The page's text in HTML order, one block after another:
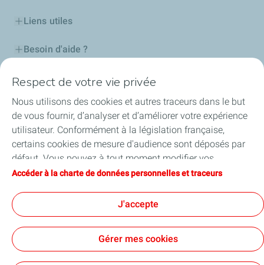
Liens utiles
Besoin d'aide ?
Nos cartes
Certificats d'économies d'énergie
Nos partenaires
Collaborer avec TotalEnergies
Accessibilité
Conditions Générales d’Utilisation
Conditions Générales de VenteDonnées personnelles
Respect de votre vie privée
Nous utilisons des cookies et autres traceurs dans le but
de vous fournir, d’analyser et d’améliorer votre expérience
utilisateur. Conformément à la législation française,
certains cookies de mesure d'audience sont déposés par
défaut. Vous pouvez à tout moment modifier vos
paramètres de cookies en cliquant sur le bouton « Gérer
vous acceptez le dépôt de l’ensemble des cookies. Dans le
cas où vous cliquez sur « Je refuse », seuls les cookies
techniques nécessaires au bon fonctionnement du site
seront utilisés. Pour plus d’informations, vous pouvez
Accéder à la charte de données personnelles et traceurs
J'accepte
Gérer mes cookies